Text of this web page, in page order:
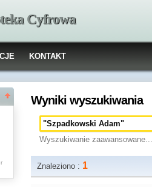
Cyfrowa
KONTAKT
Wyniki wyszukiwania
Wyszukiwanie zaawansowane...
Znaleziono : 1